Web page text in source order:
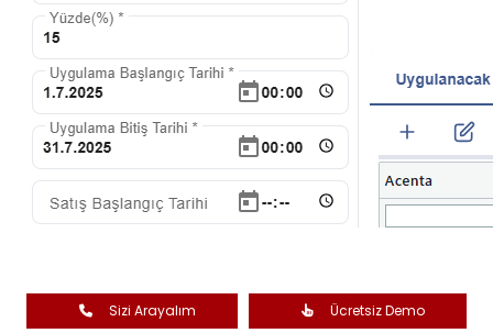
Sizi Arayalım Ücretsiz Demo